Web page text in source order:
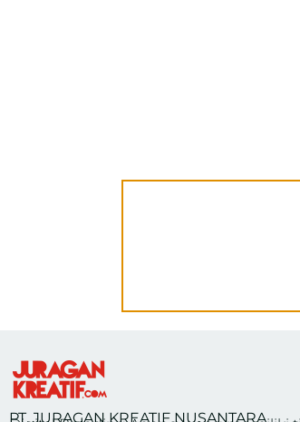
PT. JURAGAN KREATIF NUSANTARA